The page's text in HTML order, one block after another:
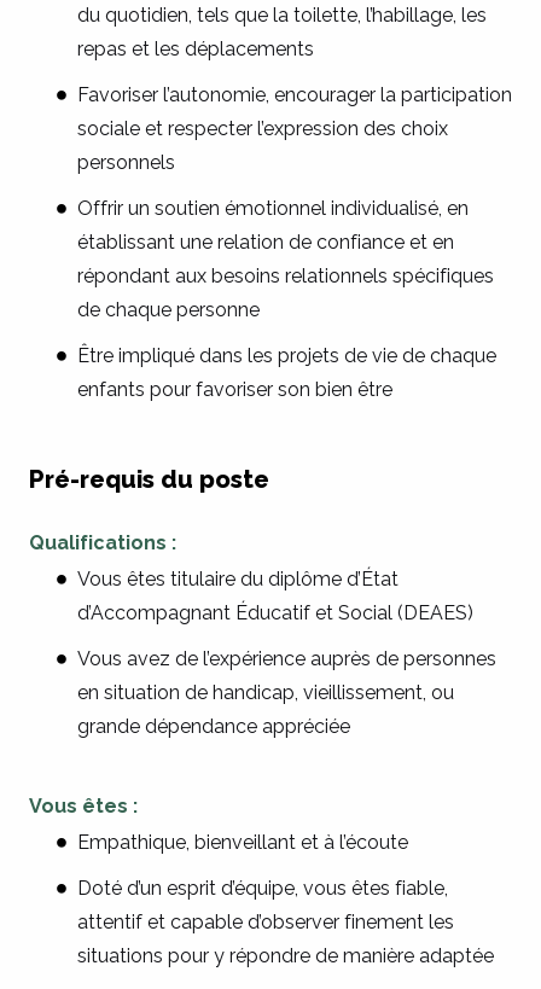
du quotidien, tels que la toilette, l’habillage, les
repas et les déplacements
Favoriser l’autonomie, encourager la participation
sociale et respecter l’expression des choix
personnels
Offrir un soutien émotionnel individualisé, en
établissant une relation de confiance et en
répondant aux besoins relationnels spécifiques
de chaque personne
Être impliqué dans les projets de vie de chaque
enfants pour favoriser son bien être
Pré-requis du poste
Qualifications :
Vous êtes titulaire du diplôme d’État
d’Accompagnant Éducatif et Social (DEAES)
Vous avez de l’expérience auprès de personnes
en situation de handicap, vieillissement, ou
grande dépendance appréciée
Vous êtes :
Empathique, bienveillant et à l’écoute
Doté d’un esprit d’équipe, vous êtes fiable,
attentif et capable d’observer finement les
situations pour y répondre de manière adaptée